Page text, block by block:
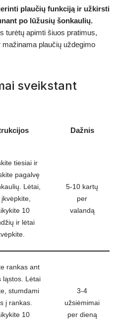
plaučių funkciją ir užkirsti
po lūžusių šonkaulių.
turėtų apimti šiuos pratimus,
plaučių uždegimo
sveikstant
Dažnis
tiesiai ir
pagalvę
Lėtai,
10
ir lėtai
5-10 kartų
per
valandą
rankas ant
ląstos. Lėtai
stumdami
į rankas.
10
3-4
užsiėmimai
per dieną